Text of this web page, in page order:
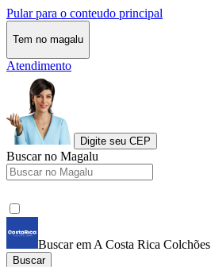
Pular para o conteudo principal
Tem no magalu
Atendimento
Digite seu CEP
Buscar no Magalu
Buscar em A Costa Rica Colchões
Buscar